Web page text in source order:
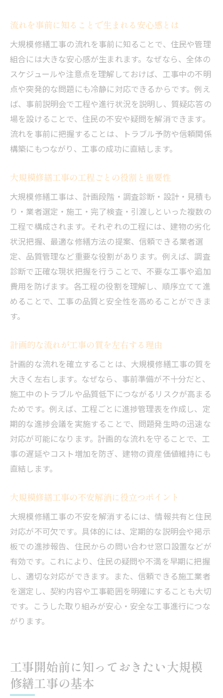
ョン術
大規模修繕工事中の住民説明会運営のコツ
工事の流れを分かりやすく共有する方法
住民の安心を守る大規模修繕工事の工夫
資産価値を守るための大規模修繕工事計画術
大規模修繕工事の計画が資産価値維持の鍵
長期的視点で考える流れと修繕計画のコツ
資産価値を高める大規模修繕工事の進め方
大規模修繕工事で考慮すべき計画のポイン
ト
信頼できる業者選びと大規模修繕工事の進行管
理
大規模修繕工事の成功は業者選びが決め手
信頼できる業者を見極めるための流れ
進行管理で役立つ大規模修繕工事チェック
ポイント
失敗しない大規模修繕工事のスケジュール調整
術
大規模修繕工事のスケジュール管理の極意
流れを踏まえたスケジュール調整のコツ
工事遅延を防ぐための調整術とポイント
大規模修繕工事の計画的な日程組みの方法
スムーズな流れを作る工程管理の工夫
流れを事前に知ることで生まれる安心感とは
大規模修繕工事の流れを事前に知ることで、住民や管理
組合には大きな安心感が生まれます。なぜなら、全体の
スケジュールや注意点を理解しておけば、工事中の不明
点や突発的な問題にも冷静に対応できるからです。例え
ば、事前説明会で工程や進行状況を説明し、質疑応答の
場を設けることで、住民の不安や疑問を解消できます。
流れを事前に把握することは、トラブル予防や信頼関係
構築にもつながり、工事の成功に直結します。
大規模修繕工事の工程ごとの役割と重要性
大規模修繕工事は、計画段階・調査診断・設計・見積も
り・業者選定・施工・完了検査・引渡しといった複数の
工程で構成されます。それぞれの工程には、建物の劣化
状況把握、最適な修繕方法の提案、信頼できる業者選
定、品質管理など重要な役割があります。例えば、調査
診断で正確な現状把握を行うことで、不要な工事や追加
費用を防げます。各工程の役割を理解し、順序立てて進
めることで、工事の品質と安全性を高めることができま
す。
計画的な流れが工事の質を左右する理由
計画的な流れを確立することは、大規模修繕工事の質を
大きく左右します。なぜなら、事前準備が不十分だと、
施工中のトラブルや品質低下につながるリスクが高まる
ためです。例えば、工程ごとに進捗管理表を作成し、定
期的な進捗会議を実施することで、問題発生時の迅速な
対応が可能になります。計画的な流れを守ることで、工
事の遅延やコスト増加を防ぎ、建物の資産価値維持にも
直結します。
大規模修繕工事の不安解消に役立つポイント
大規模修繕工事の不安を解消するには、情報共有と住民
対応が不可欠です。具体的には、定期的な説明会や掲示
板での進捗報告、住民からの問い合わせ窓口設置などが
有効です。これにより、住民の疑問や不満を早期に把握
し、適切な対応ができます。また、信頼できる施工業者
を選定し、契約内容や工事範囲を明確にすることも大切
です。こうした取り組みが安心・安全な工事進行につな
がります。
工事開始前に知っておきたい大規模
修繕工事の基本